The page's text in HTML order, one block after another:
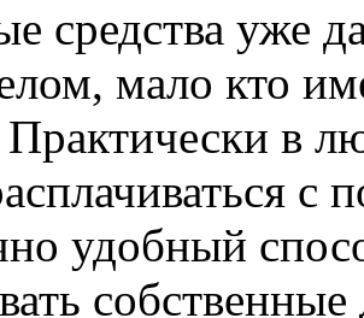
средства уже
мало кто
Практически в
с
удобный